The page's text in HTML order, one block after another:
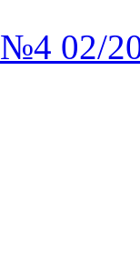
№4 02/